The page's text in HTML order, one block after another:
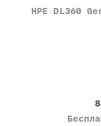
HPE DL360